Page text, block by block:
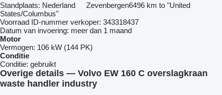
Standplaats: Nederland Zevenbergen6496 km to "United
States/Columbus"
Voorraad ID-nummer verkoper: 343318437
Datum van invoering: meer dan 1 maand
Motor
Vermogen: 106 kW (144 PK)
Conditie
Conditie: gebruikt
Overige details — Volvo EW 160 C overslagkraan
waste handler industry